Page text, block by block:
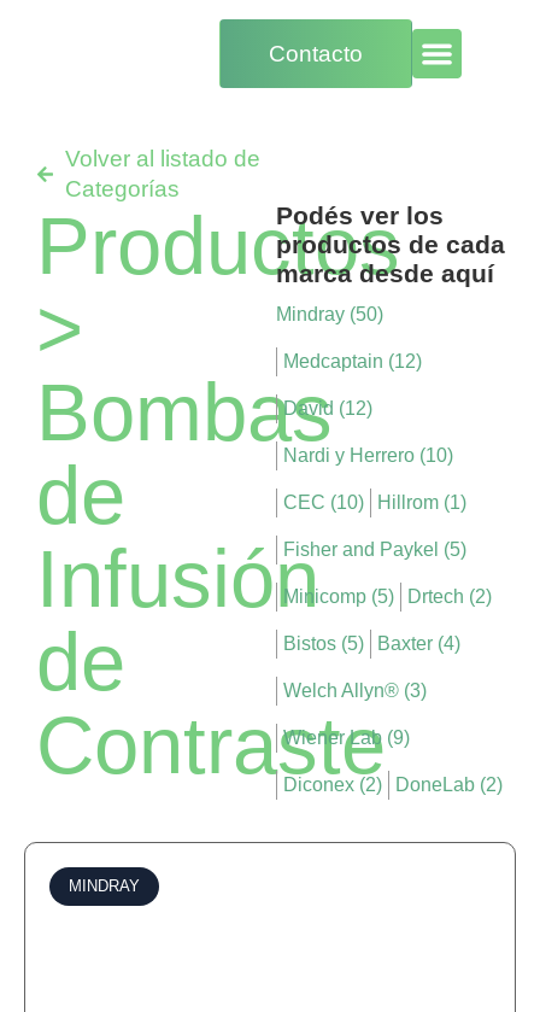
Contacto
Volver al listado de
Categorías
Productos
>
Bombas
de
Infusión
de
Contraste
Podés ver los
productos de cada
marca desde aquí
Mindray (50)
Medcaptain (12)
David (12)
Nardi y Herrero (10)
CEC (10) Hillrom (1)
Fisher and Paykel (5)
Minicomp (5) Drtech (2)
Bistos (5) Baxter (4)
Welch Allyn® (3)
Wiener Lab (9)
Diconex (2) DoneLab (2)
MINDRAY